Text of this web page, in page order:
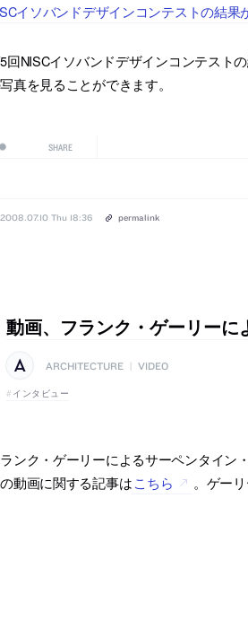
イソバンドデザインコンテストの結
回NISCイソバンドデザインコンテスト
真を見ることができます。
SHARE
2008.07.10 Thu 18:36 permalink
動画、フランク・ゲーリー
ARCHITECTURE | VIDEO
インタビュー
ンク・ゲーリーによるサーペンタイン
動画に関する記事はこちら 。ゲー